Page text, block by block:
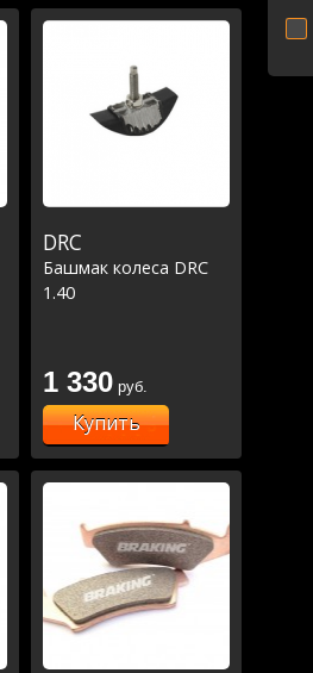
DRC
Башмак колеса DRC
1.40
1 330 руб.
Купить